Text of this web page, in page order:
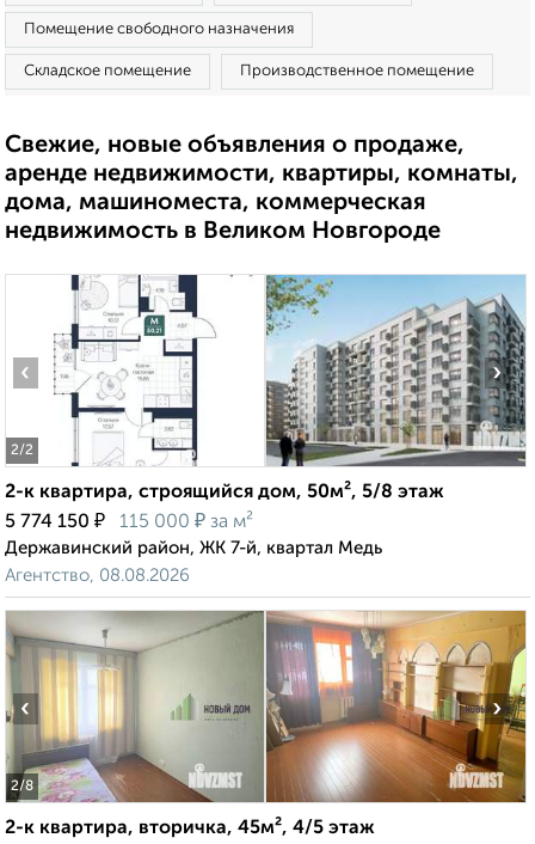
Помещение свободного назначения
Складское помещение Производственное помещение
Свежие, новые объявления о продаже,
аренде недвижимости, квартиры, комнаты,
дома, машиноместа, коммерческая
недвижимость в Великом Новгороде
2/2
‹ ›
2-к квартира, строящийся дом, 50м², 5/8 этаж
5 774 150 ₽ 115 000 ₽ за м²
Державинский район, ЖК 7-й, квартал Медь
Агентство, 08.08.2026
2/8
‹ ›
2-к квартира, вторичка, 45м², 4/5 этаж